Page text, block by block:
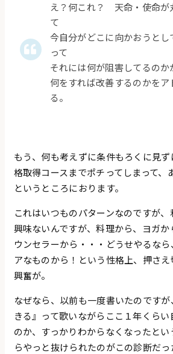
え？何これ？ 天命・使命が
て
今自分がどこに向かおうとし
って
それには何が阻害してるのか
何をすれば改善するのかを
る。
もう、何も考えずに条件もろくに見
格取得コースまでポチってしまって、
というところにおります。
これはいつものパターンなのですが
興味ないんですが、料理から、ヨガ
ウンセラーから・・・どうせやるな
アなものから！という性格上、押さ
興奮が。
なぜなら、以前も一度書いたのです
きる』って歌いながらここ１年くら
のか、すっかりわからなくなったと
らやっと抜けられたのがこの診断だっ